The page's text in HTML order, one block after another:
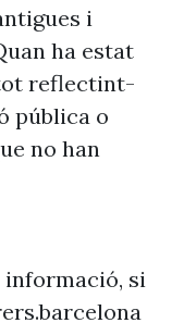
i
ha estat
tot reflectint-
pública o
no han
informació, si